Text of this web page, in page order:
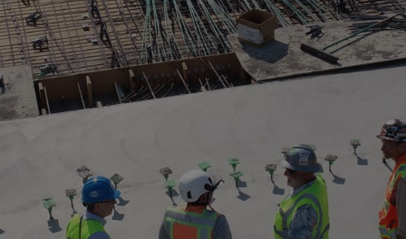
عالية من التناسق و التكامل خلال فترة كل
مشروع.